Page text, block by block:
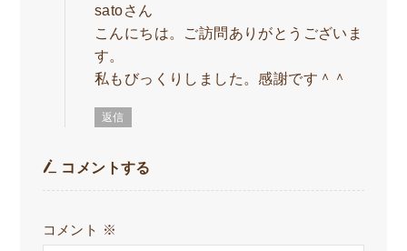
satoさん
こんにちは。ご訪問ありがとうございま
す。
私もびっくりしました。感謝です＾＾
返信
コメントする
コメント ※